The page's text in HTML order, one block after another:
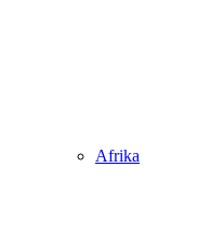
Afrika